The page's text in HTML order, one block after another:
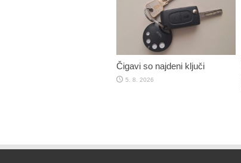
Čigavi so najdeni ključi
5. 8. 2026